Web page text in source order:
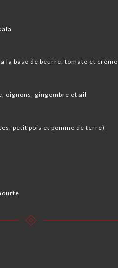
la base de beurre, tomate et crème
oignons, gingembre et ail
petit pois et pomme de terre)